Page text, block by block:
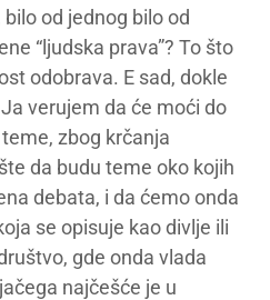
od jednog bilo od
“ljudska prava”? To što
odobrava. E sad, dokle
verujem da će moći do
zbog krčanja
da budu teme oko kojih
debata, i da ćemo onda
se opisuje kao divlje ili
gde onda vlada
najčešće je u